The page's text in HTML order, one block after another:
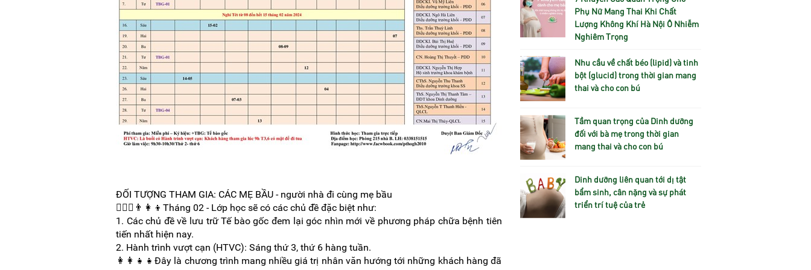
ĐỐI TƯỢNG THAM GIA: CÁC MẸ BẦU - người nhà đi cùng mẹ bầu
👩‍❤️‍👨👨‍👩‍👦Tháng 02 - Lớp học sẽ có các chủ đề đặc biệt như:
1. Các chủ đề về lưu trữ Tế bào gốc đem lại góc nhìn mới về phương pháp chữa bệnh tiên
tiến nhất hiện nay.
2. Hành trình vượt cạn (HTVC): Sáng thứ 3, thứ 6 hàng tuần.
👩‍👩‍👧‍👧Đây là chương trình mang nhiều giá trị nhân văn hướng tới những khách hàng đã
Phụ Nữ Mang Thai Khi Chất
Lượng Không Khí Hà Nội Ô Nhiễm
Nghiêm Trọng
Nhu cầu về chất béo (lipid) và tinh
bột (glucid) trong thời gian mang
thai và cho con bú
Tầm quan trọng của Dinh dưỡng
đối với bà mẹ trong thời gian
mang thai và cho con bú
Dinh dưỡng liên quan tới dị tật
bẩm sinh, cân nặng và sự phát
triển trí tuệ của trẻ